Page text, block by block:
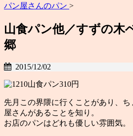
パン屋さんのパン >
山食パン他／すずの木
郷
2015/12/02
山食パン310円
先月この界隈に行くことがあり、
屋さんがあることを知り。
お店のパンはどれも優しい雰囲気。